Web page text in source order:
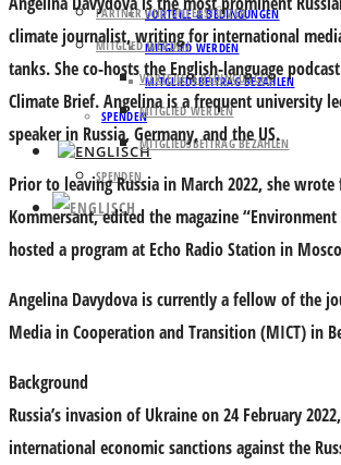
VORTEILE & BEDINGUNGEN
MITGLIED WERDEN
MITGLIEDSBEITRAG BEZAHLEN
SPENDEN
PARTNER UND UNTERSTÜTZER
MITGLIED WERDEN
VORTEILE & BEDINGUNGEN
MITGLIED WERDEN
MITGLIEDSBEITRAG BEZAHLEN
SPENDEN
climate journalist, writing for international
tanks. She co-hosts the English-language
Climate Brief. Angelina is a frequent university
speaker in Russia, Germany, and the US.
Prior to leaving Russia in March 2022, she
Kommersant, edited the magazine
hosted a program at Echo Radio Station in
Angelina Davydova is currently a fellow of the
Media in Cooperation and Transition (MICT) in
Background
Russia’s invasion of Ukraine on 24 February
international economic sanctions against the